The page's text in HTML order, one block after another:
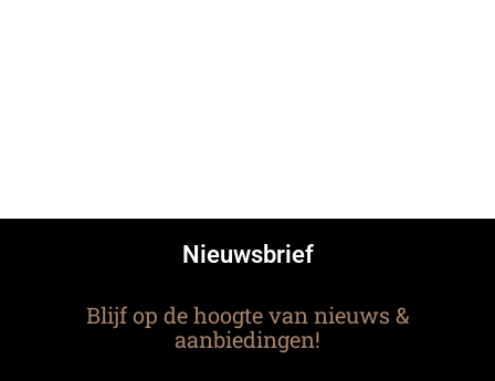
Nieuwsbrief
Blijf op de hoogte van nieuws &
aanbiedingen!